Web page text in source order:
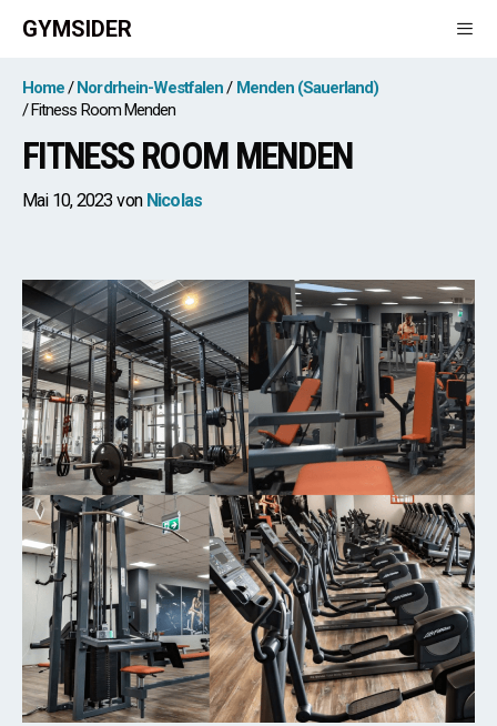
Zum
Inhalt
springen
GYMSIDER
Home Nordrhein-Westfalen
Menden (Sauerland)
Fitness Room Menden
FITNESS ROOM MENDEN
Mai 10, 2023 von Nicolas